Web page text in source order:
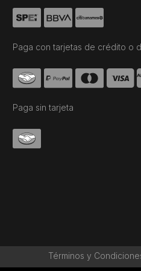
Paga con tarjetas de crédito o
Paga sin tarjeta
Términos y